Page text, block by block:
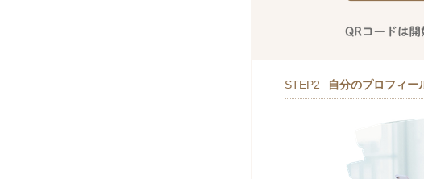
STEP2 自分のプロフィー